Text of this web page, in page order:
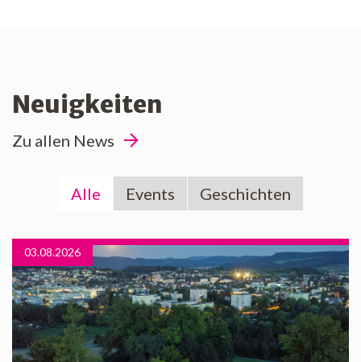
Neuigkeiten
Zu allen News
Alle Events Geschichten
03.08.2026